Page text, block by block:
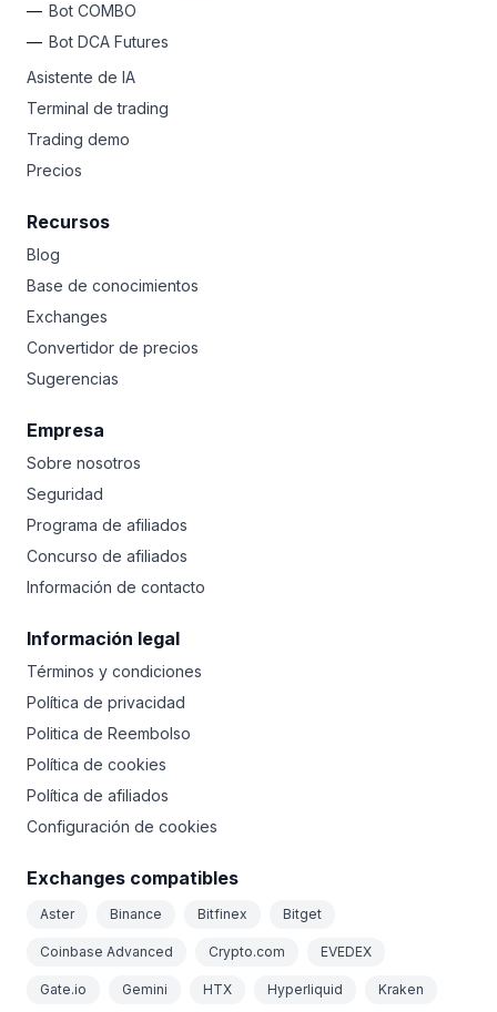
Bot COMBO
Bot DCA Futures
Asistente de IA
Terminal de trading
Trading demo
Precios
Recursos
Blog
Base de conocimientos
Exchanges
Convertidor de precios
Sugerencias
Empresa
Sobre nosotros
Seguridad
Programa de afiliados
Concurso de afiliados
Información de contacto
Información legal
Términos y condiciones
Política de privacidad
Politica de Reembolso
Política de cookies
Política de afiliados
Configuración de cookies
Exchanges compatibles
Aster Binance Bitfinex Bitget
Coinbase Advanced Crypto.com EVEDEX
Gate.io Gemini HTX Hyperliquid Kraken